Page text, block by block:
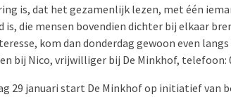
is, dat het gezamenlijk lezen, met één
is, die mensen bovendien dichter bij elkaar
kom dan donderdag gewoon even
bij Nico, vrijwilliger bij De Minkhof, telefoon:
29 januari start De Minkhof op initiatief van